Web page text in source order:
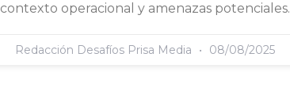
contexto operacional y amenazas potenciales.
Redacción Desafíos Prisa Media 08/08/2025